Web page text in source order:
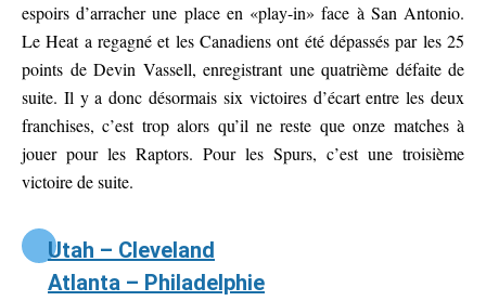
espoirs d’arracher une place en «play-in» face à San Antonio.
Le Heat a regagné et les Canadiens ont été dépassés par les 25
points de Devin Vassell, enregistrant une quatrième défaite de
suite. Il y a donc désormais six victoires d’écart entre les deux
franchises, c’est trop alors qu’il ne reste que onze matches à
jouer pour les Raptors. Pour les Spurs, c’est une troisième
victoire de suite.
Utah – Cleveland
Atlanta – Philadelphie